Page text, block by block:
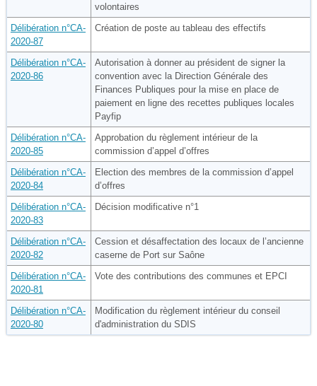
volontaires
Délibération n°CA-
2020-87
Création de poste au tableau des effectifs
Délibération n°CA-
2020-86
Autorisation à donner au président de signer la
convention avec la Direction Générale des
Finances Publiques pour la mise en place de
paiement en ligne des recettes publiques locales
Payfip
Délibération n°CA-
2020-85
Approbation du règlement intérieur de la
commission d’appel d’offres
Délibération n°CA-
2020-84
Election des membres de la commission d’appel
d’offres
Délibération n°CA-
2020-83
Décision modificative n°1
Délibération n°CA-
2020-82
Cession et désaffectation des locaux de l’ancienne
caserne de Port sur Saône
Délibération n°CA-
2020-81
Vote des contributions des communes et EPCI
Délibération n°CA-
2020-80
Modification du règlement intérieur du conseil
d'administration du SDIS